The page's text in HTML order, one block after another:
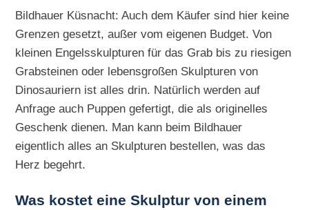
Bildhauer Küsnacht: Auch dem Käufer sind hier keine
Grenzen gesetzt, außer vom eigenen Budget. Von
kleinen Engelsskulpturen für das Grab bis zu riesigen
Grabsteinen oder lebensgroßen Skulpturen von
Dinosauriern ist alles drin. Natürlich werden auf
Anfrage auch Puppen gefertigt, die als originelles
Geschenk dienen. Man kann beim Bildhauer
eigentlich alles an Skulpturen bestellen, was das
Herz begehrt.
Was kostet eine Skulptur von einem